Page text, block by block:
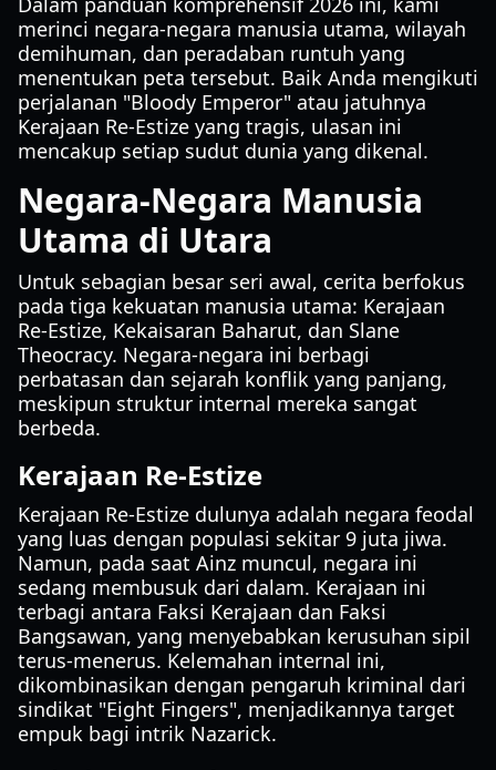
merinci negara-negara manusia utama, wilayah
demihuman, dan peradaban runtuh yang
menentukan peta tersebut. Baik Anda mengikuti
perjalanan "Bloody Emperor" atau jatuhnya
Kerajaan Re-Estize yang tragis, ulasan ini
mencakup setiap sudut dunia yang dikenal.
Negara-Negara Manusia
Utama di Utara
Untuk sebagian besar seri awal, cerita berfokus
pada tiga kekuatan manusia utama: Kerajaan
Re-Estize, Kekaisaran Baharut, dan Slane
Theocracy. Negara-negara ini berbagi
perbatasan dan sejarah konflik yang panjang,
meskipun struktur internal mereka sangat
berbeda.
Kerajaan Re-Estize
Kerajaan Re-Estize dulunya adalah negara feodal
yang luas dengan populasi sekitar 9 juta jiwa.
Namun, pada saat Ainz muncul, negara ini
sedang membusuk dari dalam. Kerajaan ini
terbagi antara Faksi Kerajaan dan Faksi
Bangsawan, yang menyebabkan kerusuhan sipil
terus-menerus. Kelemahan internal ini,
dikombinasikan dengan pengaruh kriminal dari
sindikat "Eight Fingers", menjadikannya target
empuk bagi intrik Nazarick.